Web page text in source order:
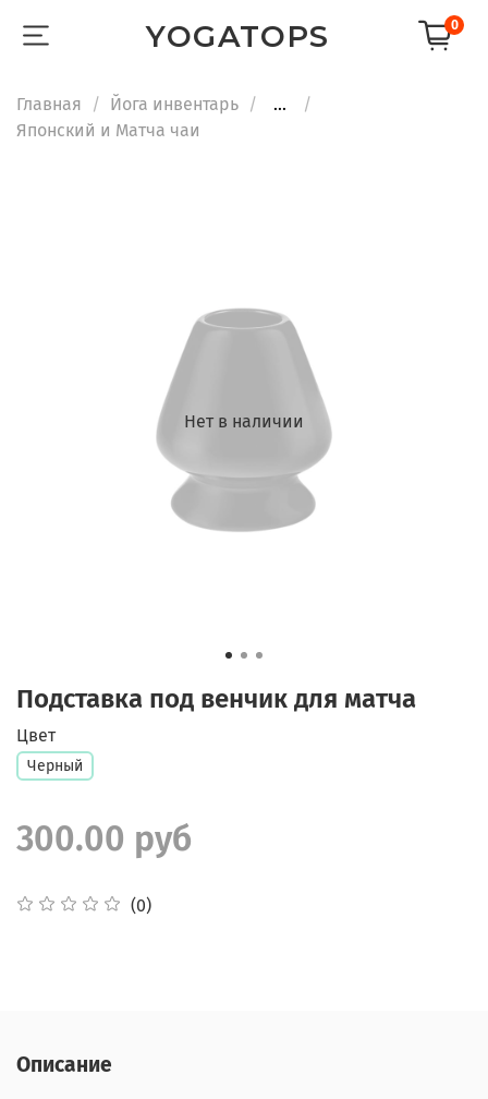
YOGATOPS 0
Главная Йога инвентарь
...
Японский и Матча чаи
Нет в наличии
Подставка под венчик для матча
(0)
Цвет
Черный
300.00 руб
Описание